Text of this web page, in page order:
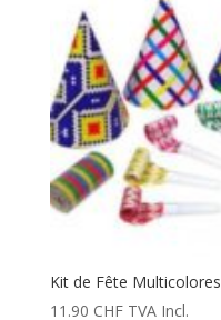
Kit de Fête Multicolores
11.90 CHF TVA Incl.